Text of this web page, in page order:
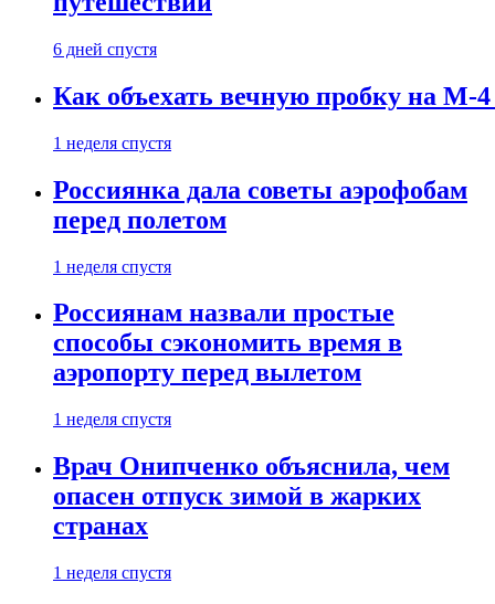
6 дней спустя
Как объехать вечную пробку на М-
1 неделя спустя
Россиянка дала советы аэрофобам
перед полетом
1 неделя спустя
Россиянам назвали простые
способы сэкономить время в
аэропорту перед вылетом
1 неделя спустя
Врач Онипченко объяснила, чем
опасен отпуск зимой в жарких
странах
1 неделя спустя